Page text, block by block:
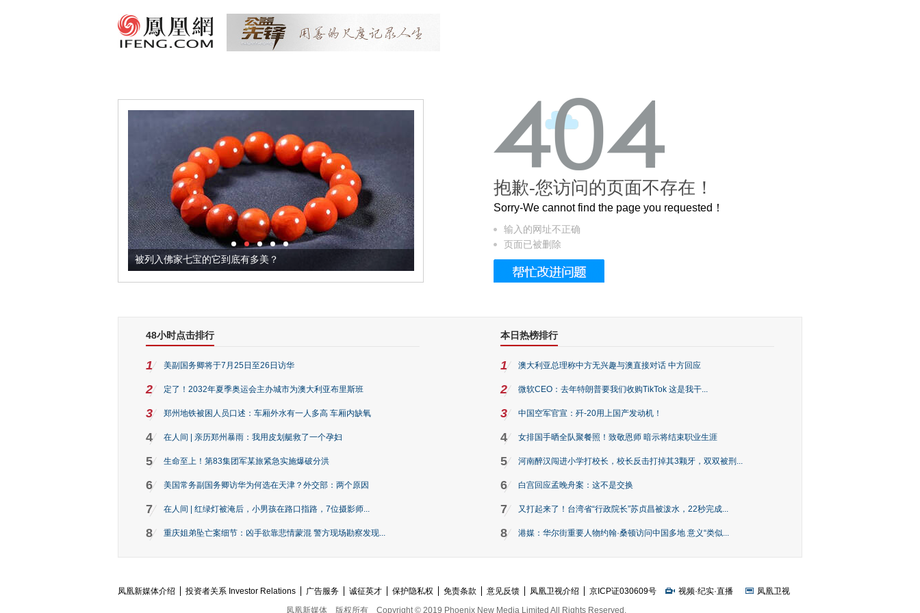
被列入佛家七宝的它到底有多美？ 这个3.2米的长卷，还原了600岁的紫禁城
抱歉-您访问的页面不存在！
Sorry-We cannot find the page you requested！
输入的网址不正确
页面已被删除
48小时点击排行
1 美副国务卿将于7月25日至26日访华
2 定了！2032年夏季奥运会主办城市为澳大利亚布里斯班
3 郑州地铁被困人员口述：车厢外水有一人多高 车厢内缺氧
4 在人间 | 亲历郑州暴雨：我用皮划艇救了一个孕妇
5 生命至上！第83集团军某旅紧急实施爆破分洪
6 美国常务副国务卿访华为何选在天津？外交部：两个原因
7 在人间 | 红绿灯被淹后，小男孩在路口指路，7位摄影师...
8 重庆姐弟坠亡案细节：凶手欲靠悲情蒙混 警方现场勘察发现...
本日热榜排行
1 澳大利亚总理称中方无兴趣与澳直接对话 中方回应
2 微软CEO：去年特朗普要我们收购TikTok 这是我干...
3 中国空军官宣：歼-20用上国产发动机！
4 女排国手晒全队聚餐照！致敬恩师 暗示将结束职业生涯
5 河南醉汉闯进小学打校长，校长反击打掉其3颗牙，双双被刑...
6 白宫回应孟晚舟案：这不是交换
7 又打起来了！台湾省“行政院长”苏贞昌被泼水，22秒完成...
8 港媒：华尔街重要人物约翰·桑顿访问中国多地 意义“类似...
凤凰新媒体介绍 投资者关系 Investor Relations 广告服务 诚征英才 保护隐私权 免责条款 意见反馈 凤凰卫视介绍 京ICP证030609号 视频·纪实·直播
凤凰卫视
凤凰新媒体
版权所有 Copyright © 2019 Phoenix New Media Limited All Rights Reserved.